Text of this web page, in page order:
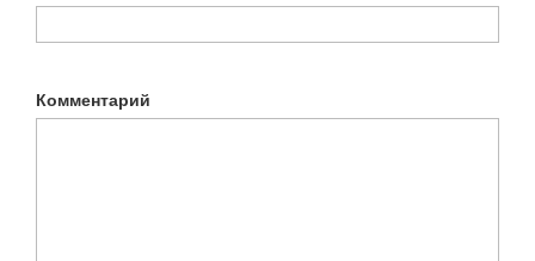
Комментарий